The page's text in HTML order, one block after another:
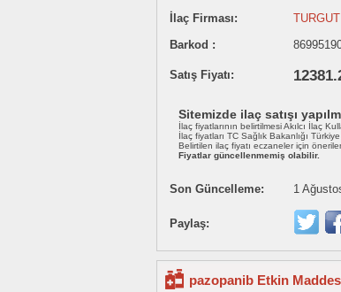
İlaç Firması:
Barkod :
Satış Fiyatı:
Sitemizde ilaç satışı
İlaç fiyatlarının belirtilmesi Akılcı İlaç
İlaç fiyatları TC Sağlık Bakanlığı
Belirtilen ilaç fiyatı eczaneler için
Fiyatlar güncellenmemiş olabilir.
Son Güncelleme: 1
Paylaş:
pazopanib Etkin